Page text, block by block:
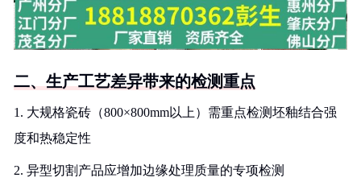
二、生产工艺差异带来的检测重点
1. 大规格瓷砖（800×800mm以上）需重点检测坯釉结合强
度和热稳定性
2. 异型切割产品应增加边缘处理质量的专项检测